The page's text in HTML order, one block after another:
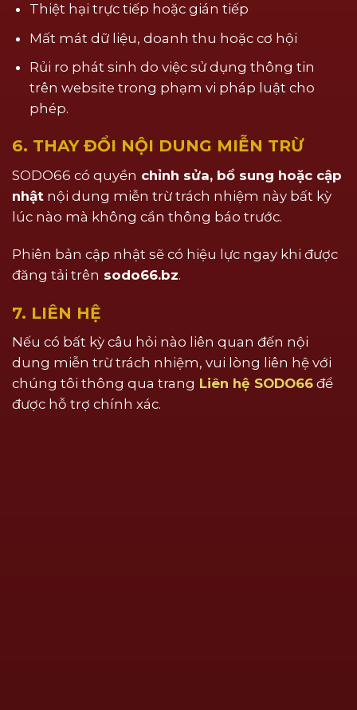
Thiệt hại trực tiếp hoặc gián tiếp
Mất mát dữ liệu, doanh thu hoặc cơ hội
Rủi ro phát sinh do việc sử dụng thông tin
trên website trong phạm vi pháp luật cho
phép.
6. THAY ĐỔI NỘI DUNG MIỄN TRỪ
SODO66 có quyền chỉnh sửa, bổ sung hoặc cập
nhật nội dung miễn trừ trách nhiệm này bất kỳ
lúc nào mà không cần thông báo trước.
Phiên bản cập nhật sẽ có hiệu lực ngay khi được
đăng tải trên sodo66.bz.
7. LIÊN HỆ
Nếu có bất kỳ câu hỏi nào liên quan đến nội
dung miễn trừ trách nhiệm, vui lòng liên hệ với
chúng tôi thông qua trang Liên hệ SODO66 để
được hỗ trợ chính xác.